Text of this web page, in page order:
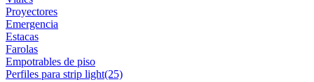
Proyectores
Emergencia
Estacas
Farolas
Empotrables de piso
Perfiles para strip light(25)